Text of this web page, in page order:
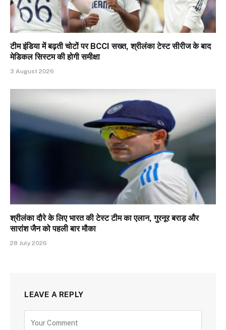
टीम इंडिया में बढ़ती चोटों पर BCCI सख्त, श्रीलंका टेस्ट सीरीज के बाद
मेडिकल सिस्टम की होगी समीक्षा
3 August 2026
श्रीलंका दौरे के लिए भारत की टेस्ट टीम का एलान, गुरनूर बराड़ और
सारांश जैन को पहली बार मौका
28 July 2026
LEAVE A REPLY